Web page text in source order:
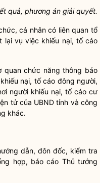
quả, phương án giải quyết.
cá nhân có liên quan tổ
lại vụ việc khiếu nại, tố cáo
quan chức năng thông báo
nại, tố cáo đông người,
người khiếu nại, tố cáo cư
tử của UBND tỉnh và công
khác.
dẫn, đôn đốc, kiểm tra
hợp, báo cáo Thủ tướng